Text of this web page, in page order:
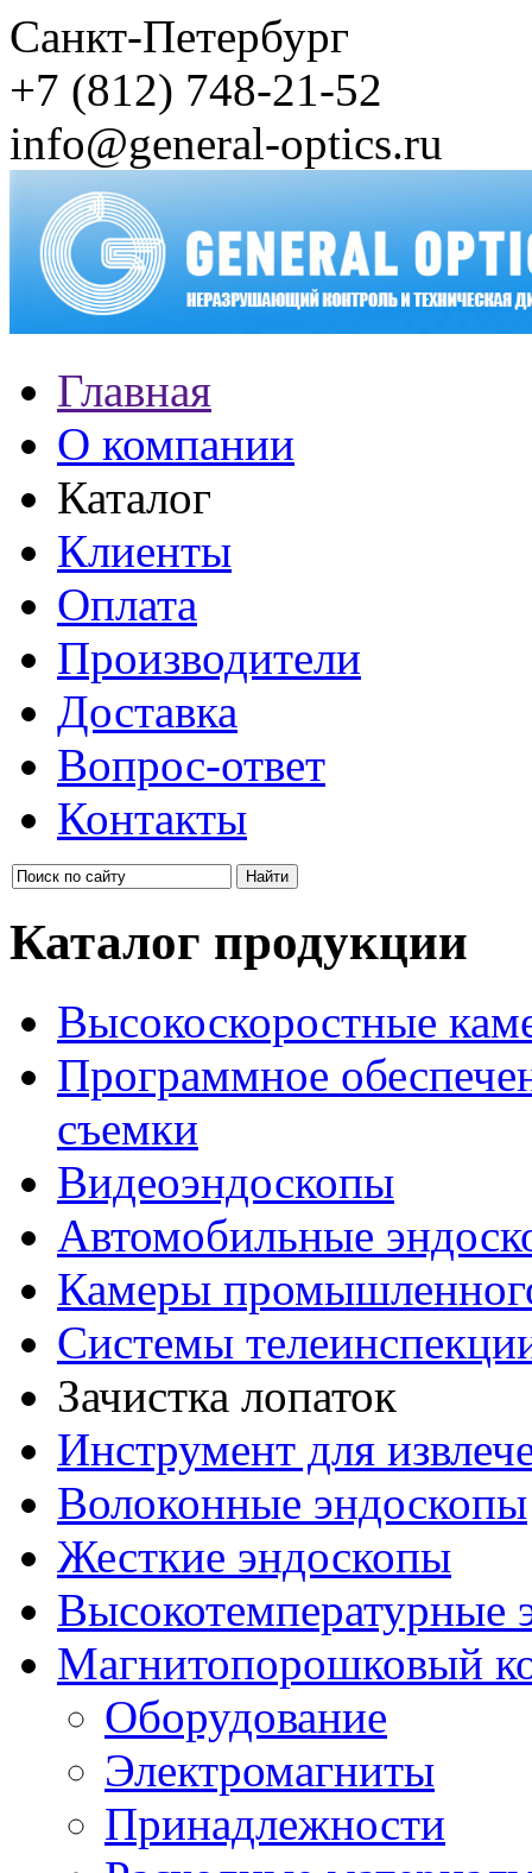
Санкт-Петербург
+7 (812) 748-21-52
info@general-optics.ru
Главная
О компании
Каталог
Клиенты
Оплата
Производители
Доставка
Вопрос-ответ
Контакты
Каталог продукции
Высокоскоростные
Программное
съемки
Видеоэндоскопы
Автомобильные
Камеры
Системы
Зачистка лопаток
Инструмент для
Волоконные эндоскопы
Жесткие эндоскопы
Высокотемпературные
Магнитопорошковый
Оборудование
Электромагниты
Принадлежности